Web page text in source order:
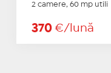
2 camere, 60 mp utili
370 €/lună